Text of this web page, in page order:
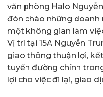
văn phòng Halo
đón chào những
một không gian làm
Vị trí tại 15A Nguyễn
giao thông thuận lợi,
tuyến đường chính
lợi cho việc đi lại, giao